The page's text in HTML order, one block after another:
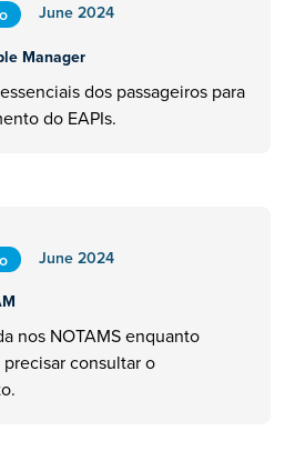
June 2024
Manager
dos passageiros para
do EAPIs.
June 2024
nos NOTAMS enquanto
consultar o